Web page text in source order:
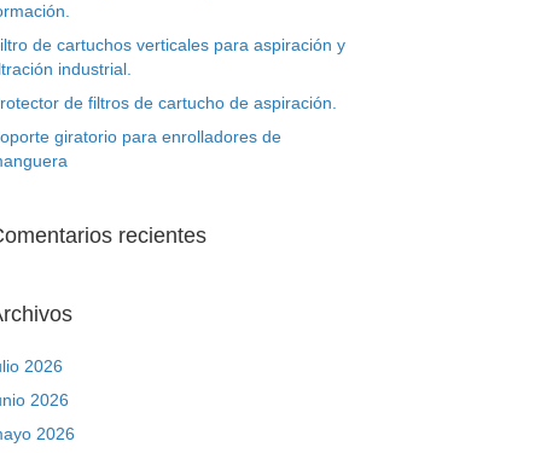
de cartuchos verticales para aspiración y
industrial.
de filtros de cartucho de aspiración.
giratorio para enrolladores de
recientes
2026
2026
2026